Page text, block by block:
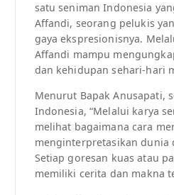
satu seniman Indonesia
Affandi, seorang pelukis
gaya ekspresionisnya.
Affandi mampu
dan kehidupan sehari-hari
Menurut Bapak Anusapati,
Indonesia, “Melalui karya
melihat bagaimana cara
menginterpretasikan dunia
Setiap goresan kuas atau
memiliki cerita dan makna